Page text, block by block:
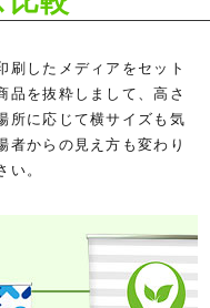
刷したメディアをセット
品を抜粋しまして、高さ
所に応じて横サイズも気
者からの見え方も変わり
。